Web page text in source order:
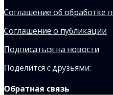
Соглашение об обработке
Соглашение о публикации
Подписаться на новости
Поделится с друзьями:
Обратная связь